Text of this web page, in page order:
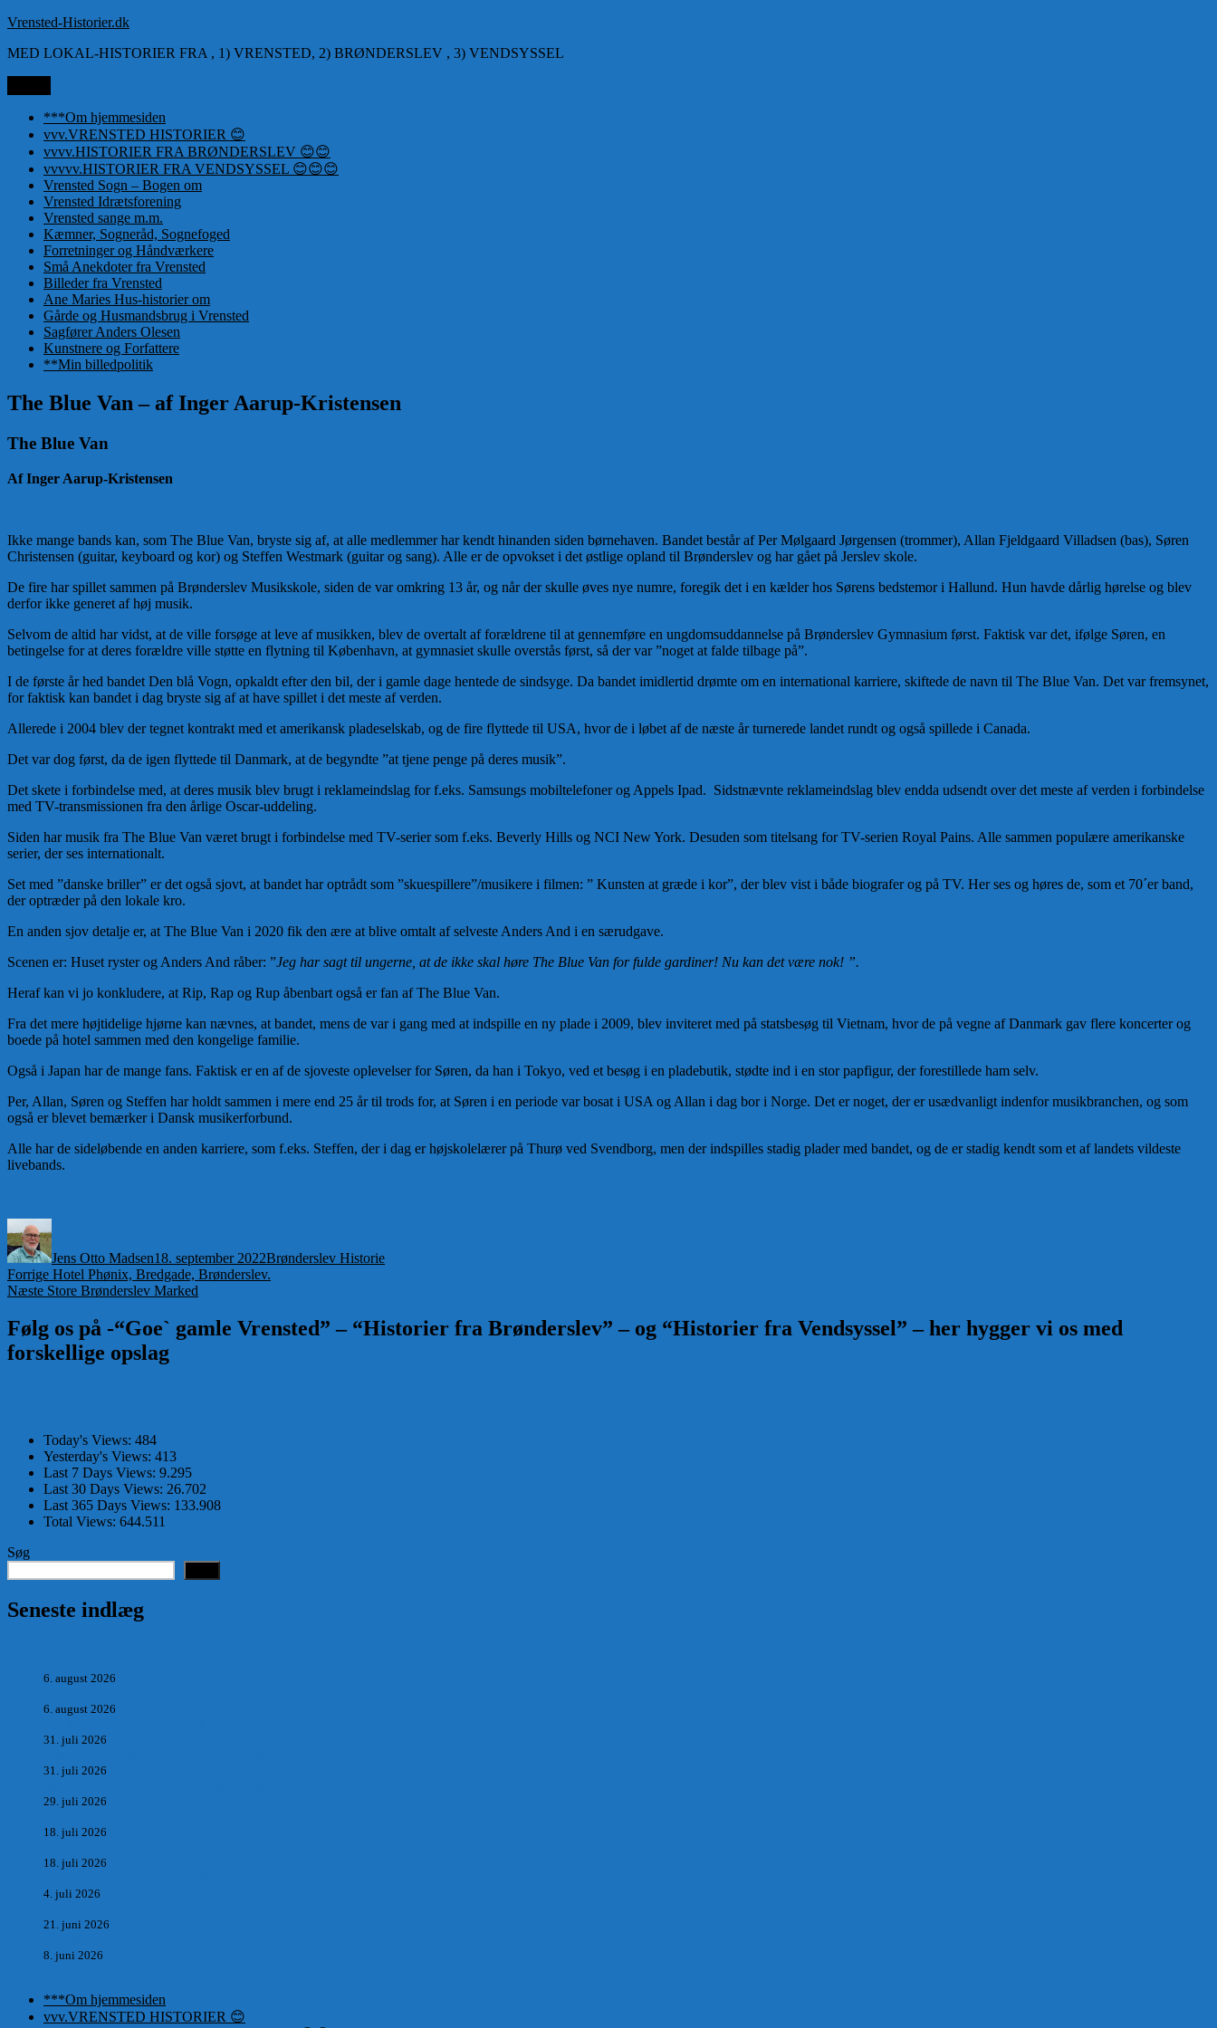
Videre
indhold
Vrensted-Historier.dk
MED LOKAL-HISTORIER FRA , 1) VRENSTED, 2) BRØNDERSLEV , 3) VENDSYSSEL
***Om hjemmesiden
vvv.VRENSTED HISTORIER 😊
vvvv.HISTORIER FRA BRØNDERSLEV 😊😊
vvvvv.HISTORIER FRA VENDSYSSEL 😊😊😊
Vrensted Sogn – Bogen om
Vrensted Idrætsforening
Vrensted sange m.m.
Kæmner, Sogneråd, Sognefoged
Forretninger og Håndværkere
Små Anekdoter fra Vrensted
Billeder fra Vrensted
Ane Maries Hus-historier om
Gårde og Husmandsbrug i Vrensted
Sagfører Anders Olesen
Kunstnere og Forfattere
**Min billedpolitik
The Blue Van – af Inger Aarup-Kristensen
The Blue Van
Af Inger Aarup-Kristensen
Ikke mange bands kan, som The Blue Van, bryste sig af, at alle medlemmer har kendt hinanden siden børnehaven. Bandet består af Per Mølgaard Jørgensen (trommer), Allan Fjeldgaard Villadsen (bas), Søren
Christensen (guitar, keyboard og kor) og Steffen Westmark (guitar og sang). Alle er de opvokset i det østlige opland til Brønderslev og har gået på Jerslev skole.
De fire har spillet sammen på Brønderslev Musikskole, siden de var omkring 13 år, og når der skulle øves nye numre, foregik det i en kælder hos Sørens bedstemor i Hallund. Hun havde dårlig hørelse og blev
derfor ikke generet af høj musik.
Selvom de altid har vidst, at de ville forsøge at leve af musikken, blev de overtalt af forældrene til at gennemføre en ungdomsuddannelse på Brønderslev Gymnasium først. Faktisk var det, ifølge Søren, en
betingelse for at deres forældre ville støtte en flytning til København, at gymnasiet skulle overstås først, så der var ”noget at falde tilbage på”.
I de første år hed bandet Den blå Vogn, opkaldt efter den bil, der i gamle dage hentede de sindsyge. Da bandet imidlertid drømte om en international karriere, skiftede de navn til The Blue Van. Det var fremsynet,
for faktisk kan bandet i dag bryste sig af at have spillet i det meste af verden.
Allerede i 2004 blev der tegnet kontrakt med et amerikansk pladeselskab, og de fire flyttede til USA, hvor de i løbet af de næste år turnerede landet rundt og også spillede i Canada.
Det var dog først, da de igen flyttede til Danmark, at de begyndte ”at tjene penge på deres musik”.
Det skete i forbindelse med, at deres musik blev brugt i reklameindslag for f.eks. Samsungs mobiltelefoner og Appels Ipad. Sidstnævnte reklameindslag blev endda udsendt over det meste af verden i forbindelse
med TV-transmissionen fra den årlige Oscar-uddeling.
Siden har musik fra The Blue Van været brugt i forbindelse med TV-serier som f.eks. Beverly Hills og NCI New York. Desuden som titelsang for TV-serien Royal Pains. Alle sammen populære amerikanske
serier, der ses internationalt.
Set med ”danske briller” er det også sjovt, at bandet har optrådt som ”skuespillere”/musikere i filmen: ” Kunsten at græde i kor”, der blev vist i både biografer og på TV. Her ses og høres de, som et 70´er band,
der optræder på den lokale kro.
En anden sjov detalje er, at The Blue Van i 2020 fik den ære at blive omtalt af selveste Anders And i en særudgave.
Scenen er: Huset ryster og Anders And råber: ”Jeg har sagt til ungerne, at de ikke skal høre The Blue Van for fulde gardiner! Nu kan det være nok! ”.
Heraf kan vi jo konkludere, at Rip, Rap og Rup åbenbart også er fan af The Blue Van.
Fra det mere højtidelige hjørne kan nævnes, at bandet, mens de var i gang med at indspille en ny plade i 2009, blev inviteret med på statsbesøg til Vietnam, hvor de på vegne af Danmark gav flere koncerter og
boede på hotel sammen med den kongelige familie.
Også i Japan har de mange fans. Faktisk er en af de sjoveste oplevelser for Søren, da han i Tokyo, ved et besøg i en pladebutik, stødte ind i en stor papfigur, der forestillede ham selv.
Per, Allan, Søren og Steffen har holdt sammen i mere end 25 år til trods for, at Søren i en periode var bosat i USA og Allan i dag bor i Norge. Det er noget, der er usædvanligt indenfor musikbranchen, og som
også er blevet bemærker i Dansk musikerforbund.
Alle har de sideløbende en anden karriere, som f.eks. Steffen, der i dag er højskolelærer på Thurø ved Svendborg, men der indspilles stadig plader med bandet, og de er stadig kendt som et af landets vildeste
livebands.
Jens Otto Madsen18. september 2022Brønderslev Historie
Indlægsnavigation
Forrige Forrige
indlæg:
Hotel Phønix, Bredgade, Brønderslev.
Næste Næste
Store Brønderslev Marked
Følg os på -“Goe` gamle Vrensted” – “Historier fra Brønderslev” – og “Historier fra Vendsyssel” – her hygger vi os med
forskellige opslag
Today's Views: 484
Yesterday's Views: 413
Last 7 Days Views: 9.295
Last 30 Days Views: 26.702
Last 365 Days Views: 133.908
Total Views: 644.511
Søg
Seneste indlæg
6. august 2026
6. august 2026
31. juli 2026
31. juli 2026
29. juli 2026
18. juli 2026
18. juli 2026
4. juli 2026
21. juni 2026
8. juni 2026
***Om hjemmesiden
vvv.VRENSTED HISTORIER 😊